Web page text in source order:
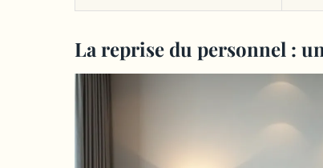
La reprise du personnel :